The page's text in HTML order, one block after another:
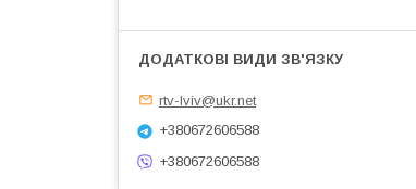
rtv-lviv@ukr.net
+380672606588
+380672606588